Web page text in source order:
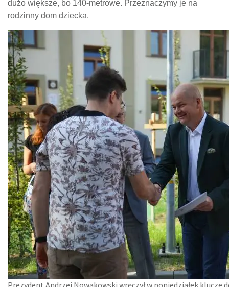
dużo większe, bo 140-metrowe. Przeznaczymy je na
rodzinny dom dziecka.
Prezydent Andrzej Nowakowski wręczył w poniedziałek